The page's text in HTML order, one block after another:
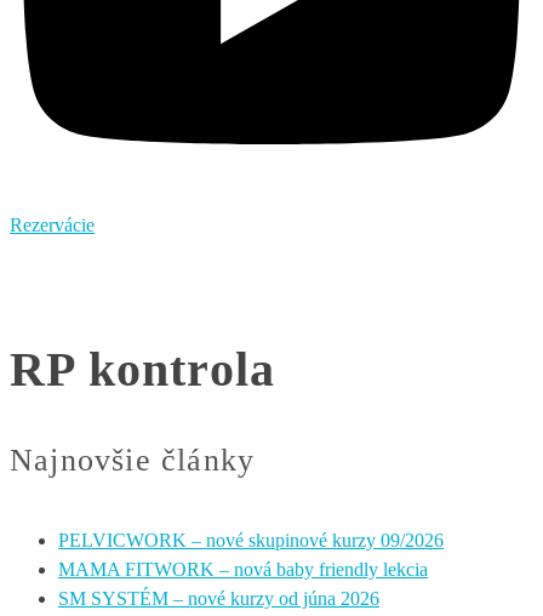
Rezervácie
RP kontrola
Najnovšie články
PELVICWORK – nové skupinové kurzy 09/2026
MAMA FITWORK – nová baby friendly lekcia
SM SYSTÉM – nové kurzy od júna 2026